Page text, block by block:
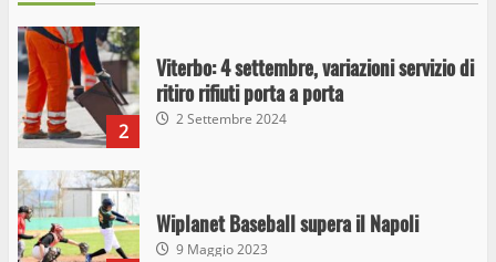
2
Viterbo: 4 settembre, variazioni servizio di
ritiro rifiuti porta a porta
2 Settembre 2024
Wiplanet Baseball supera il Napoli
9 Maggio 2023